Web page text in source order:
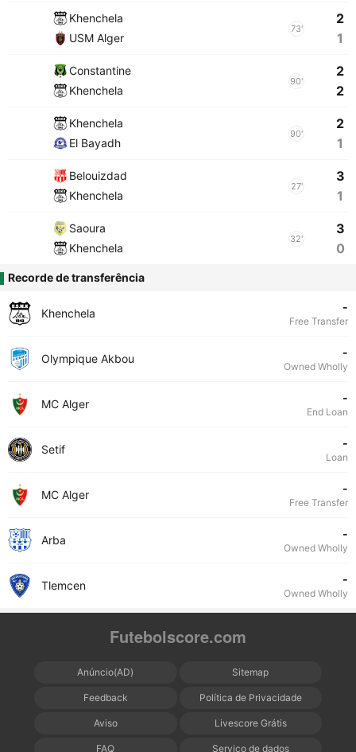
Khenchela
USM Alger
73'
2
1
Constantine
Khenchela
90'
2
2
Khenchela
El Bayadh
90'
2
1
Belouizdad
Khenchela
27'
3
1
Saoura
Khenchela
32'
3
0
Recorde de transferência
Khenchela -
Free Transfer
Olympique Akbou -
Owned Wholly
MC Alger -
End Loan
Setif -
Loan
MC Alger -
Free Transfer
Arba -
Owned Wholly
Tlemcen -
Owned Wholly
Futebolscore.com
Anúncio(AD) Sitemap
Feedback Política de Privacidade
Aviso Livescore Grátis
FAQ Serviço de dados